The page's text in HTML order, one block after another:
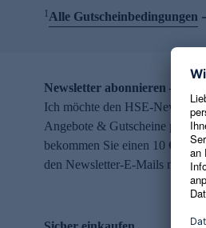
1Alle Gutscheinbedingungen
Newsletter abonnieren – 10 €
Ich möchte den HSE-
Angebote & Gutscheine per
bekommen Sie einen 10 €
den Newsletter-E-Mails